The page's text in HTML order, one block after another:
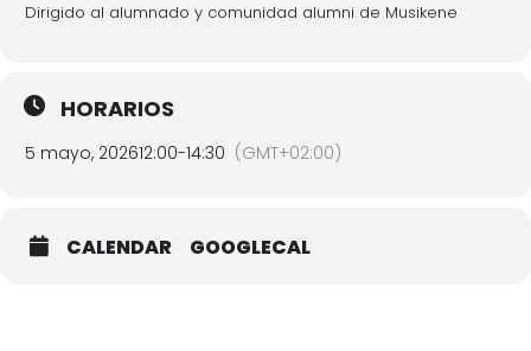
Dirigido al alumnado y comunidad alumni de Musikene
HORARIOS
5 mayo, 202612:00-14:30 (GMT+02:00)
CALENDAR GOOGLECAL